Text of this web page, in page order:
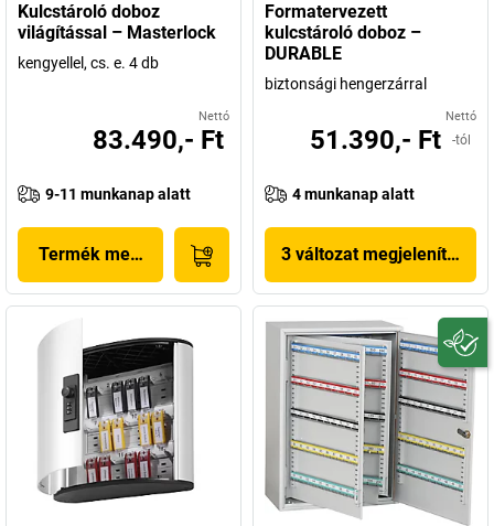
Kulcstároló doboz
világítással – Masterlock
kengyellel, cs. e. 4 db
Nettó
83.490,- Ft
9-11 munkanap alatt
Termék megjelenítése
Formatervezett
kulcstároló doboz –
DURABLE
biztonsági hengerzárral
Nettó
51.390,- Ft -tól
4 munkanap alatt
3 változat megjelenítése